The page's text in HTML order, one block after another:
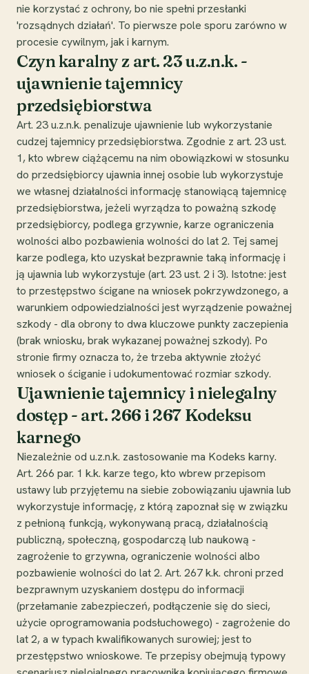
nie korzystać z ochrony, bo nie spełni przesłanki
'rozsądnych działań'. To pierwsze pole sporu zarówno w
procesie cywilnym, jak i karnym.
Czyn karalny z art. 23 u.z.n.k. -
ujawnienie tajemnicy
przedsiębiorstwa
Art. 23 u.z.n.k. penalizuje ujawnienie lub wykorzystanie
cudzej tajemnicy przedsiębiorstwa. Zgodnie z art. 23 ust.
1, kto wbrew ciążącemu na nim obowiązkowi w stosunku
do przedsiębiorcy ujawnia innej osobie lub wykorzystuje
we własnej działalności informację stanowiącą tajemnicę
przedsiębiorstwa, jeżeli wyrządza to poważną szkodę
przedsiębiorcy, podlega grzywnie, karze ograniczenia
wolności albo pozbawienia wolności do lat 2. Tej samej
karze podlega, kto uzyskał bezprawnie taką informację i
ją ujawnia lub wykorzystuje (art. 23 ust. 2 i 3). Istotne: jest
to przestępstwo ścigane na wniosek pokrzywdzonego, a
warunkiem odpowiedzialności jest wyrządzenie poważnej
szkody - dla obrony to dwa kluczowe punkty zaczepienia
(brak wniosku, brak wykazanej poważnej szkody). Po
stronie firmy oznacza to, że trzeba aktywnie złożyć
wniosek o ściganie i udokumentować rozmiar szkody.
Ujawnienie tajemnicy i nielegalny
dostęp - art. 266 i 267 Kodeksu
karnego
Niezależnie od u.z.n.k. zastosowanie ma Kodeks karny.
Art. 266 par. 1 k.k. karze tego, kto wbrew przepisom
ustawy lub przyjętemu na siebie zobowiązaniu ujawnia lub
wykorzystuje informację, z którą zapoznał się w związku
z pełnioną funkcją, wykonywaną pracą, działalnością
publiczną, społeczną, gospodarczą lub naukową -
zagrożenie to grzywna, ograniczenie wolności albo
pozbawienie wolności do lat 2. Art. 267 k.k. chroni przed
bezprawnym uzyskaniem dostępu do informacji
(przełamanie zabezpieczeń, podłączenie się do sieci,
użycie oprogramowania podsłuchowego) - zagrożenie do
lat 2, a w typach kwalifikowanych surowiej; jest to
przestępstwo wnioskowe. Te przepisy obejmują typowy